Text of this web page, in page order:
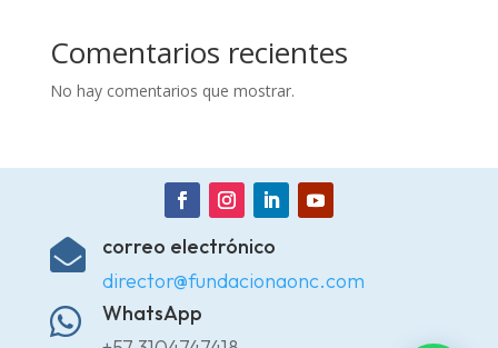
Comentarios recientes
No hay comentarios que mostrar.

correo electrónico
director@fundacionaonc.com

WhatsApp